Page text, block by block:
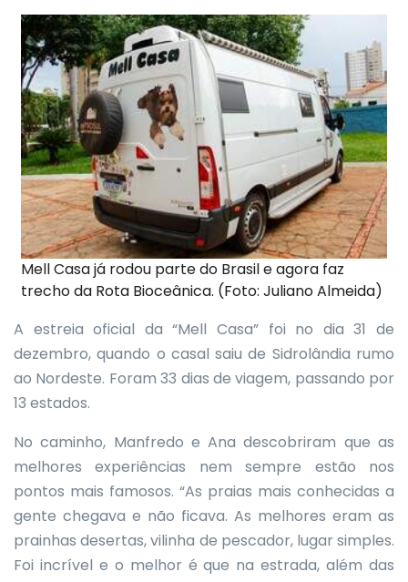
Mell Casa já rodou parte do Brasil e agora faz
trecho da Rota Bioceânica. (Foto: Juliano Almeida)
A estreia oficial da “Mell Casa” foi no dia 31 de
dezembro, quando o casal saiu de Sidrolândia rumo
ao Nordeste. Foram 33 dias de viagem, passando por
13 estados.
No caminho, Manfredo e Ana descobriram que as
melhores experiências nem sempre estão nos
pontos mais famosos. “As praias mais conhecidas a
gente chegava e não ficava. As melhores eram as
prainhas desertas, vilinha de pescador, lugar simples.
Foi incrível e o melhor é que na estrada, além das